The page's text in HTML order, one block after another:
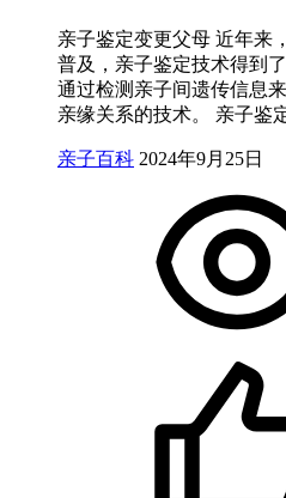
亲子鉴定变更父母 近年来
普及，亲子鉴定技术得到
通过检测亲子间遗传信息
亲缘关系的技术。 亲子鉴
亲子百科 2024年9月25日